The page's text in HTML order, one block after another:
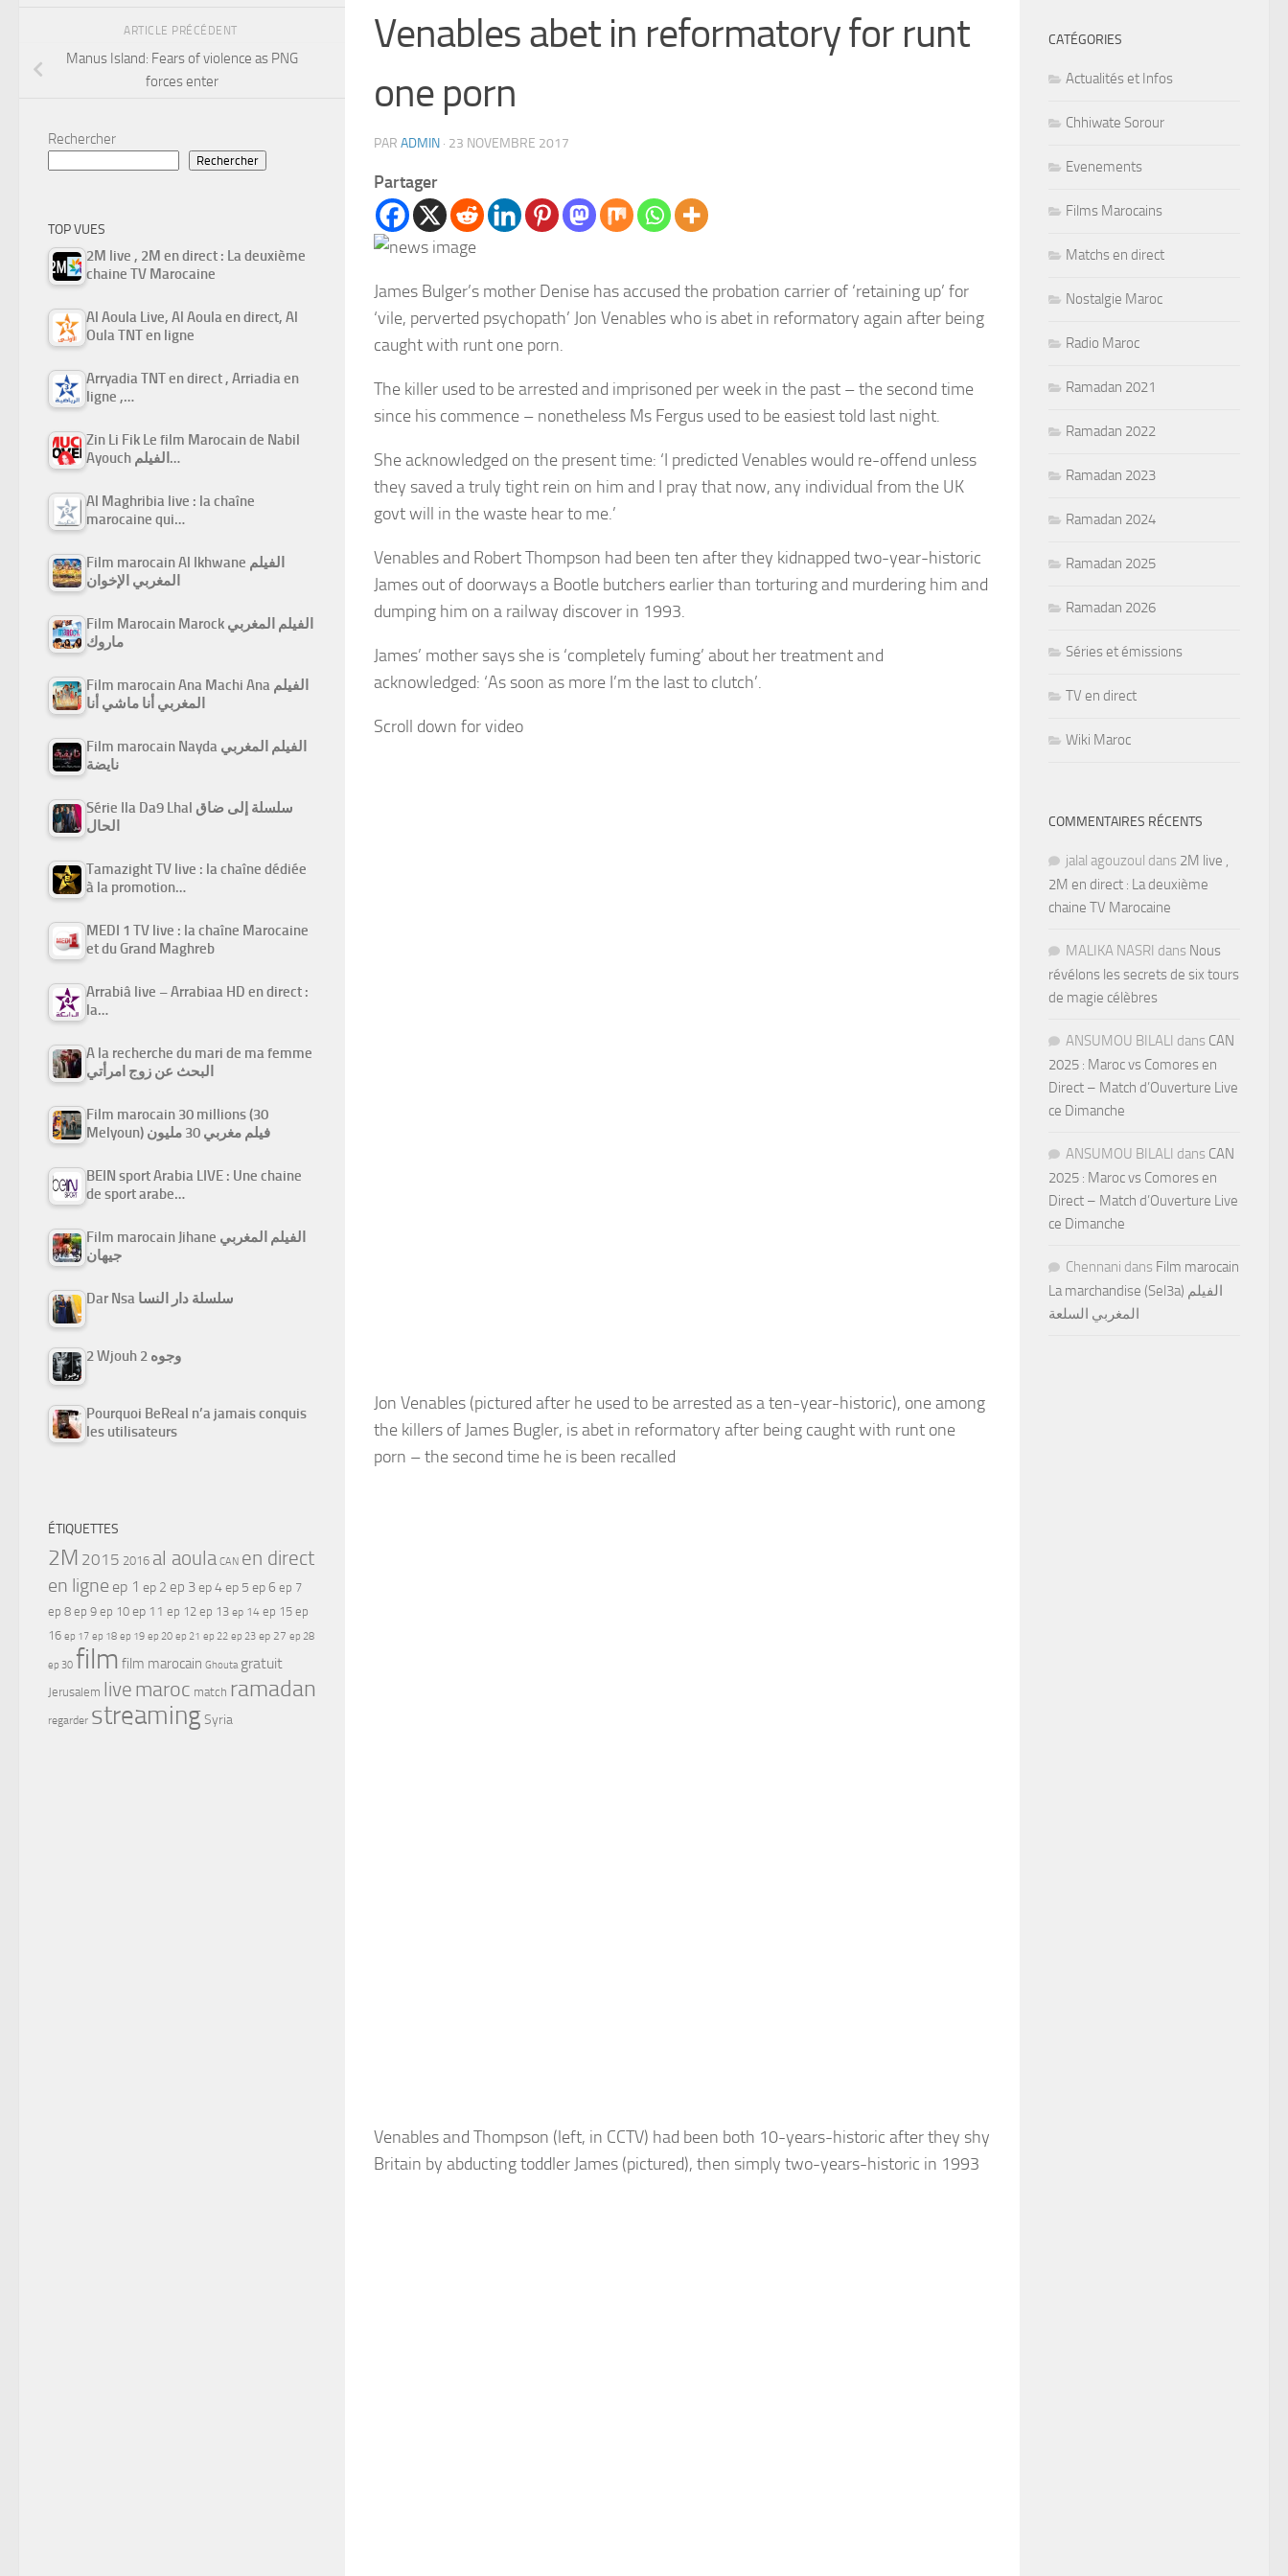
Venables abet in reformatory for runt
one porn
PAR ADMIN · 23 NOVEMBRE 2017
Partager
James Bulger’s mother Denise has accused the probation carrier of ‘retaining up’ for
‘vile, perverted psychopath’ Jon Venables who is abet in reformatory again after being
caught with runt one porn.
The killer used to be arrested and imprisoned per week in the past – the second time
since his commence – nonetheless Ms Fergus used to be easiest told last night.
She acknowledged on the present time: ‘I predicted Venables would re-offend unless
they saved a truly tight rein on him and I pray that now, any individual from the UK
govt will in the waste hear to me.’
Venables and Robert Thompson had been ten after they kidnapped two-year-historic
James out of doorways a Bootle butchers earlier than torturing and murdering him and
dumping him on a railway discover in 1993.
James’ mother says she is ‘completely fuming’ about her treatment and
acknowledged: ‘As soon as more I’m the last to clutch’.
Scroll down for video
Jon Venables (pictured after he used to be arrested as a ten-year-historic), one among
the killers of James Bugler, is abet in reformatory after being caught with runt one
porn – the second time he is been recalled
Venables and Thompson (left, in CCTV) had been both 10-years-historic after they shy
Britain by abducting toddler James (pictured), then simply two-years-historic in 1993
ARTICLE PRÉCÉDENT
Manus Island: Fears of violence as PNG
forces enter
Rechercher
Rechercher
TOP VUES
2M live , 2M en direct : La deuxième
chaine TV Marocaine
Al Aoula Live, Al Aoula en direct, Al
Oula TNT en ligne
Arryadia TNT en direct , Arriadia en
ligne ,…
Zin Li Fik Le film Marocain de Nabil
Ayouch الفيلم…
Al Maghribia live : la chaîne
marocaine qui…
Film marocain Al Ikhwane الفيلم
المغربي الإخوان
Film Marocain Marock الفيلم المغربي
ماروك
Film marocain Ana Machi Ana الفيلم
المغربي أنا ماشي أنا
Film marocain Nayda الفيلم المغربي
نايضة
Série Ila Da9 Lhal سلسلة إلى ضاق
الحال
Tamazight TV live : la chaîne dédiée
à la promotion…
MEDI 1 TV live : la chaîne Marocaine
et du Grand Maghreb
Arrabiâ live – Arrabiaa HD en direct :
la…
A la recherche du mari de ma femme
البحث عن زوج امرأتي
Film marocain 30 millions (30
Melyoun) فيلم مغربي 30 مليون
BEIN sport Arabia LIVE : Une chaine
de sport arabe…
Film marocain Jihane الفيلم المغربي
جيهان
Dar Nsa سلسلة دار النسا
2 Wjouh 2 وجوه
Pourquoi BeReal n’a jamais conquis
les utilisateurs
ÉTIQUETTES
2M 2015 2016 al aoula CAN en direct
en ligne ep 1 ep 2 ep 3ep 4ep 5 ep 6 ep 7
ep 8 ep 9 ep 10 ep 11 ep 12 ep 13 ep 14 ep 15 ep
16 ep 17 ep 18 ep 19 ep 20 ep 21 ep 22 ep 23 ep 27 ep 28
ep 30 film film marocain Ghouta gratuit
Jerusalem live maroc match ramadan
regarder streamingSyria
CATÉGORIES
Actualités et Infos
Chhiwate Sorour
Evenements
Films Marocains
Matchs en direct
Nostalgie Maroc
Radio Maroc
Ramadan 2021
Ramadan 2022
Ramadan 2023
Ramadan 2024
Ramadan 2025
Ramadan 2026
Séries et émissions
TV en direct
Wiki Maroc
COMMENTAIRES RÉCENTS
jalal agouzoul dans 2M live ,
2M en direct : La deuxième
chaine TV Marocaine
MALIKA NASRI dans Nous
révélons les secrets de six tours
de magie célèbres
ANSUMOU BILALI dans CAN
2025 : Maroc vs Comores en
Direct – Match d’Ouverture Live
ce Dimanche
ANSUMOU BILALI dans CAN
2025 : Maroc vs Comores en
Direct – Match d’Ouverture Live
ce Dimanche
Chennani dans Film marocain
La marchandise (Sel3a) الفيلم
المغربي السلعة